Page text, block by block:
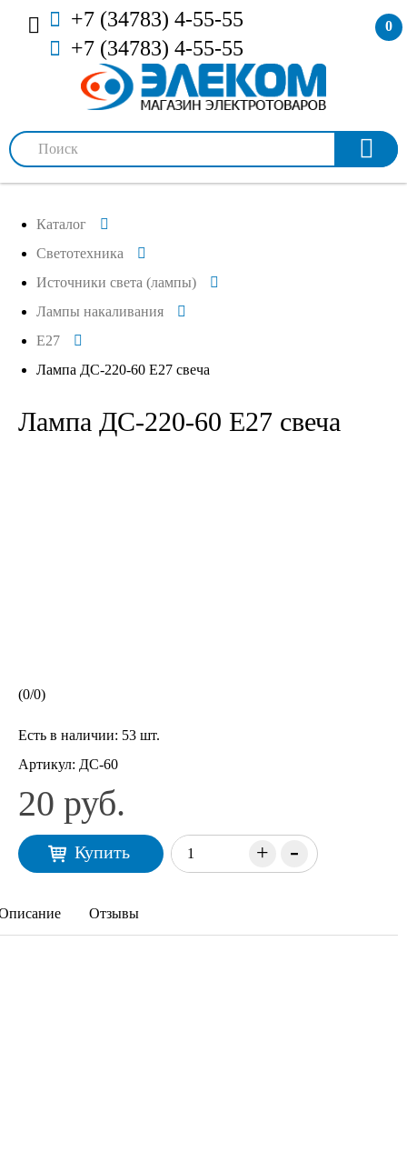
+7 (34783) 4-55-55
+7 (34783) 4-55-55
0
Каталог
Светотехника
Источники света (лампы)
Лампы накаливания
E27
Лампа ДС-220-60 Е27 свеча
Лампа ДС-220-60 Е27 свеча
(0/0)
Есть в наличии: 53 шт.
Артикул: ДС-60
20 руб.
+ -
Купить
Отзывы